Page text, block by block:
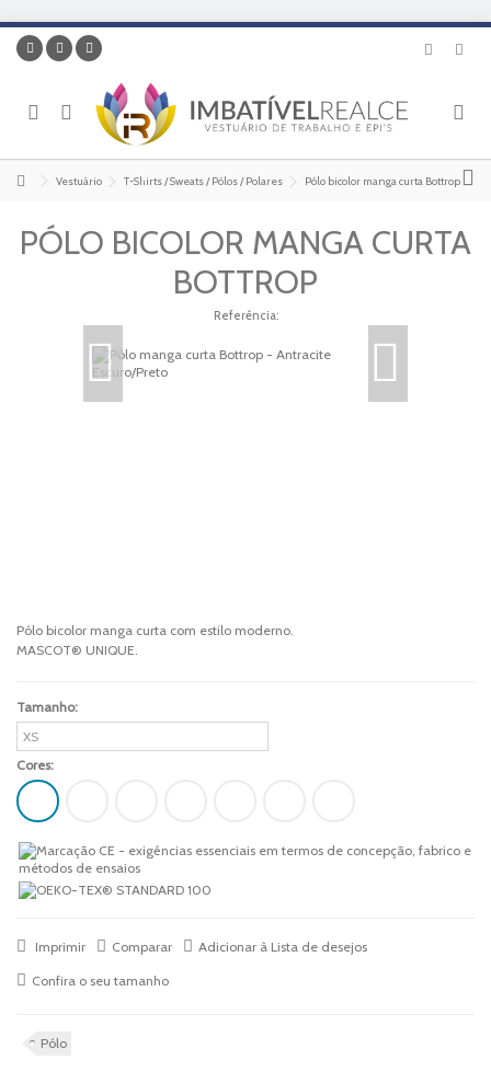
Vestuário T-Shirts / Sweats / Pólos / Polares Pólo bicolor manga curta Bottrop
PÓLO BICOLOR MANGA CURTA
BOTTROP
Referência:
Pólo bicolor manga curta com estilo moderno.
MASCOT® UNIQUE.
Tamanho:
Cores:
Imprimir Comparar Adicionar à Lista de desejos
Confira o seu tamanho
Pólo